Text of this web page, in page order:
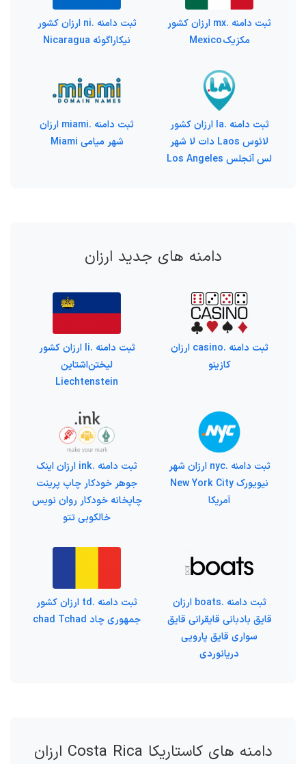
ثبت دامنه .mx ارزان کشور
مکزیک Mexico
ثبت دامنه .ni ارزان کشور
نیکاراگوئه Nicaragua
ثبت دامنه .la ارزان کشور
لائوس Laos دات لا شهر
لس آنجلس Los Angeles
ثبت دامنه .miami ارزان
شهر میامی Miami
دامنه های جدید ارزان
ثبت دامنه .casino ارزان
کازینو
ثبت دامنه .li ارزان کشور
لیختن‌اشتاین
Liechtenstein
ثبت دامنه .nyc ارزان شهر
نیویورک New York City
آمریکا
ثبت دامنه .ink ارزان اینک
جوهر خودکار چاپ پرینت
چاپخانه خودکار روان نویس
خالکوبی تتو
ثبت دامنه .boats ارزان
قایق بادبانی قایقرانی قایق
سواری قایق پارویی
دریانوردی
ثبت دامنه .td ارزان کشور
جمهوری چاد chad Tchad
دامنه های کاستاریکا Costa Rica ارزان